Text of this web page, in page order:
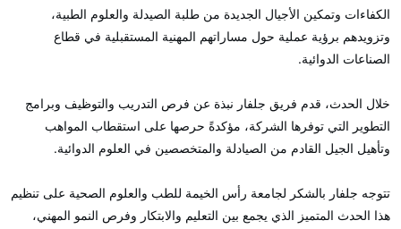
الكفاءات وتمكين الأجيال الجديدة من طلبة الصيدلة والعلوم الطبية،
وتزويدهم برؤية عملية حول مساراتهم المهنية المستقبلية في قطاع
الصناعات الدوائية.
خلال الحدث، قدم فريق جلفار نبذة عن فرص التدريب والتوظيف وبرامج
التطوير التي توفرها الشركة، مؤكدةً حرصها على استقطاب المواهب
وتأهيل الجيل القادم من الصيادلة والمتخصصين في العلوم الدوائية.
تتوجه جلفار بالشكر لجامعة رأس الخيمة للطب والعلوم الصحية على تنظيم
هذا الحدث المتميز الذي يجمع بين التعليم والابتكار وفرص النمو المهني،